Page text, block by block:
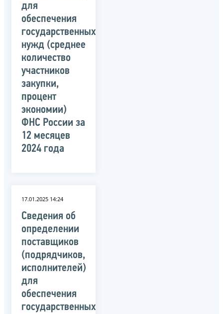
для
обеспечения
государственных
нужд (среднее
количество
участников
закупки,
процент
экономии)
ФНС России за
12 месяцев
2024 года
17.01.2025 14:24
Сведения об
определении
поставщиков
(подрядчиков,
исполнителей)
для
обеспечения
государственных